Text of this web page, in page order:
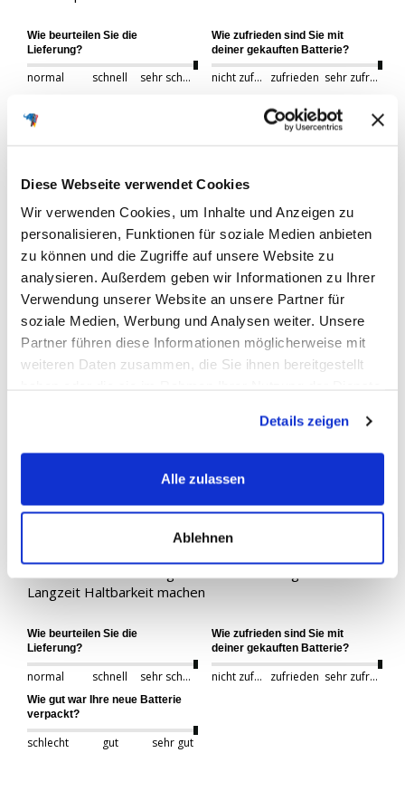
Diese Webseite verwendet Cookies
Wir verwenden Cookies, um Inhalte und Anzeigen zu
personalisieren, Funktionen für soziale Medien anbieten
zu können und die Zugriffe auf unsere Website zu
analysieren. Außerdem geben wir Informationen zu Ihrer
Verwendung unserer Website an unsere Partner für
soziale Medien, Werbung und Analysen weiter. Unsere
Partner führen diese Informationen möglicherweise mit
weiteren Daten zusammen, die Sie ihnen bereitgestellt
Details zeigen
Alle zulassen
Ablehnen
Wie beurteilen Sie die
Lieferung?
normal schnell sehr schnell
Wie zufrieden sind Sie mit
deiner gekauften Batterie?
nicht zufrieden zufrieden sehr zufrieden
verpackt?
Fanden Sie diese Bewertung hilfreich? Ja Melden Teilen
vor einem Jahr
F
BIG Start-Stop EFB 12V 70Ah 700A/EN
Die Batterie tut, was sie soll und sieht hochwertig aus.
Langzeit Haltbarkeit machen
Wie beurteilen Sie die
Lieferung?
normal schnell sehr schnell
Wie zufrieden sind Sie mit
deiner gekauften Batterie?
nicht zufrieden zufrieden sehr zufrieden
Wie gut war Ihre neue Batterie
verpackt?
schlecht gut sehr gut